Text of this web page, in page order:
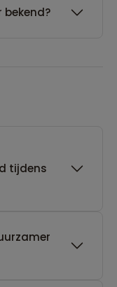
bekend?
tijdens